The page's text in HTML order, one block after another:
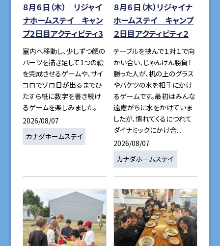
８月６日（木） リジャイ
ナホームステイ キャン
プ2日目アクティビティ3
室内へ移動し、少しずつ顔の
パーツを描き足して1つの絵
を完成させるゲームや、サイ
コロでゾロ目が出るまでひ
たすら紙に数字を書き続け
るゲームを楽しみました。
2026/08/07
カナダホームステイ
８月６日（木）リジャイナ
ホームステイ キャンプ
２日目アクティビティ２
テーブルを挟んで１対１で向
かい合い、じゃんけん勝負！
勝った人が、机の上のグラス
やバケツの水を相手にかけ
るゲームです。最初はみんな
遠慮がちに水をかけていま
したが、慣れてくるにつれて
ダイナミックにかけ合...
2026/08/07
カナダホームステイ